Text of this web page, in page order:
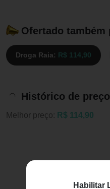
Habilitar
Ofertado também
Droga Raia: R$ 114,90
Histórico de
Melhor preço: R$ 114,90